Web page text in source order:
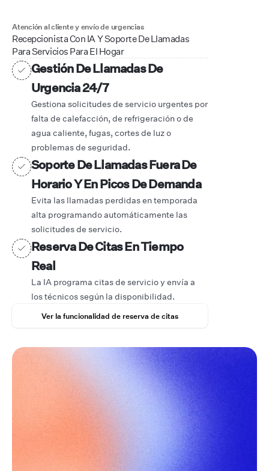
Atención al cliente y envío de urgencias
Recepcionista Con IA Y Soporte De Llamadas
Para Servicios Para El Hogar
Gestión De Llamadas De
Urgencia 24/7
Gestiona solicitudes de servicio urgentes por
falta de calefacción, de refrigeración o de
agua caliente, fugas, cortes de luz o
problemas de seguridad.
Soporte De Llamadas Fuera De
Horario Y En Picos De Demanda
Evita las llamadas perdidas en temporada
alta programando automáticamente las
solicitudes de servicio.
Reserva De Citas En Tiempo
Real
La IA programa citas de servicio y envía a
los técnicos según la disponibilidad.
Ver la funcionalidad de reserva de citas